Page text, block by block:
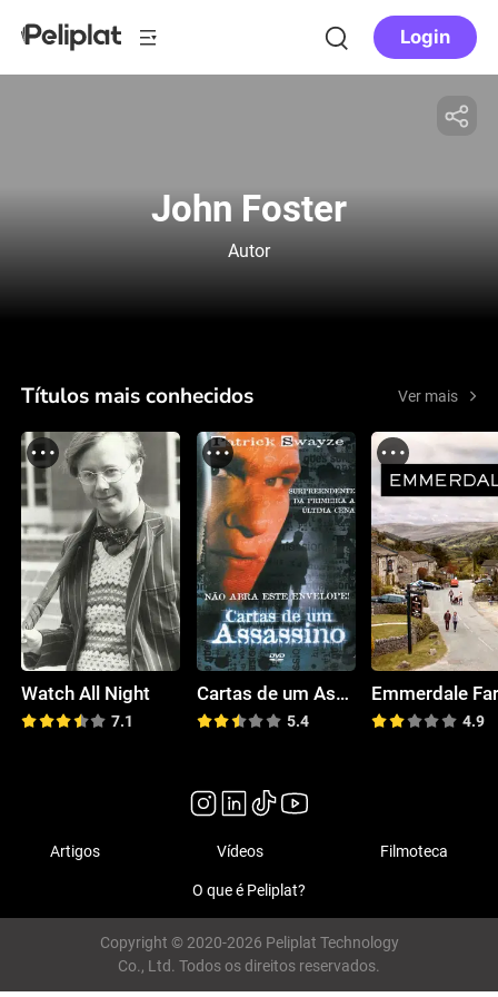
Login
John Foster
Autor
Títulos mais conhecidos Ver mais
Watch All Night
7.1
Cartas de um Assassino
5.4
Emmerdale
4.9
Artigos Vídeos Filmoteca
O que é Peliplat?
Copyright © 2020-2026 Peliplat Technology
Co., Ltd. Todos os direitos reservados.